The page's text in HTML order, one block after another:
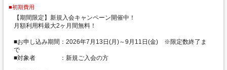
■初期費用
【期間限定】新規入会キャンペーン開催中！
月額利用料最大2ヶ月間無料！
■お申し込み期間：2026年7月13日(月)～9月11日(金) ※限定数終了ま
で
■対象者 ：新規ご入会の方